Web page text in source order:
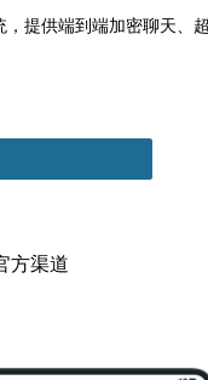
提供端到端加密聊天、
方渠道